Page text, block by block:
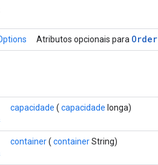
Atributos opcionais para
capacidade ( capacidade longa)
container( containerString)